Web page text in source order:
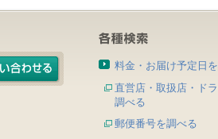
料金・お届け予定日
直営店・取扱店・ド
調べる
郵便番号を調べる